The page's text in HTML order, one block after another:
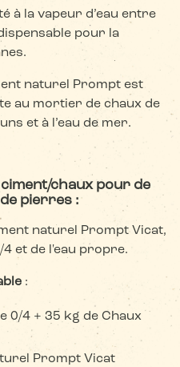
à la vapeur d’eau entre
pour la
naturel Prompt est
au mortier de chaux de
et à l’eau de mer.
chaux pour de
pierres :
naturel Prompt Vicat,
et de l'eau propre.
:
0/4 + 35 kg de Chaux
Prompt Vicat